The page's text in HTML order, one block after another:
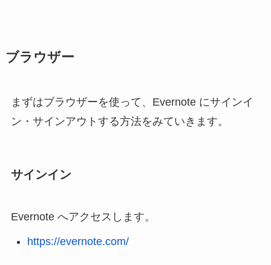
ブラウザー
まずはブラウザーを使って、Evernote にサインイ
ン・サインアウトする方法をみていきます。
サインイン
Evernote へアクセスします。
https://evernote.com/